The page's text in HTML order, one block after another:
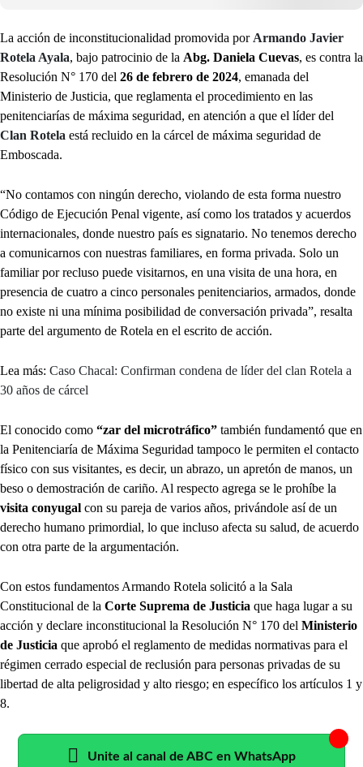
La acción de inconstitucionalidad promovida por Armando Javier
Rotela Ayala, bajo patrocinio de la Abg. Daniela Cuevas, es contra la
Resolución N° 170 del 26 de febrero de 2024, emanada del
Ministerio de Justicia, que reglamenta el procedimiento en las
penitenciarías de máxima seguridad, en atención a que el líder del
Clan Rotela está recluido en la cárcel de máxima seguridad de
Emboscada.
“No contamos con ningún derecho, violando de esta forma nuestro
Código de Ejecución Penal vigente, así como los tratados y acuerdos
internacionales, donde nuestro país es signatario. No tenemos derecho
a comunicarnos con nuestras familiares, en forma privada. Solo un
familiar por recluso puede visitarnos, en una visita de una hora, en
presencia de cuatro a cinco personales penitenciarios, armados, donde
no existe ni una mínima posibilidad de conversación privada”, resalta
parte del argumento de Rotela en el escrito de acción.
Lea más: Caso Chacal: Confirman condena de líder del clan Rotela a
30 años de cárcel
El conocido como “zar del microtráfico” también fundamentó que en
la Penitenciaría de Máxima Seguridad tampoco le permiten el contacto
físico con sus visitantes, es decir, un abrazo, un apretón de manos, un
beso o demostración de cariño. Al respecto agrega se le prohíbe la
visita conyugal con su pareja de varios años, privándole así de un
derecho humano primordial, lo que incluso afecta su salud, de acuerdo
con otra parte de la argumentación.
Con estos fundamentos Armando Rotela solicitó a la Sala
Constitucional de la Corte Suprema de Justicia que haga lugar a su
acción y declare inconstitucional la Resolución N° 170 del Ministerio
de Justicia que aprobó el reglamento de medidas normativas para el
régimen cerrado especial de reclusión para personas privadas de su
libertad de alta peligrosidad y alto riesgo; en específico los artículos 1 y
8.
Unite al canal de ABC en WhatsApp